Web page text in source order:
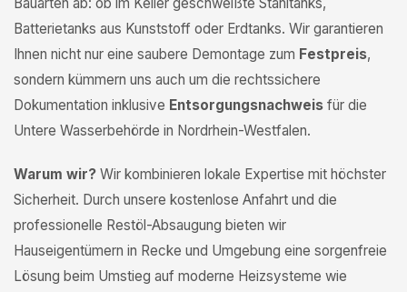
Batterietanks aus Kunststoff oder Erdtanks. Wir garantieren
Ihnen nicht nur eine saubere Demontage zum Festpreis,
sondern kümmern uns auch um die rechtssichere
Dokumentation inklusive Entsorgungsnachweis für die
Untere Wasserbehörde in Nordrhein-Westfalen.
Warum wir? Wir kombinieren lokale Expertise mit höchster
Sicherheit. Durch unsere kostenlose Anfahrt und die
professionelle Restöl-Absaugung bieten wir
Hauseigentümern in Recke und Umgebung eine sorgenfreie
Lösung beim Umstieg auf moderne Heizsysteme wie